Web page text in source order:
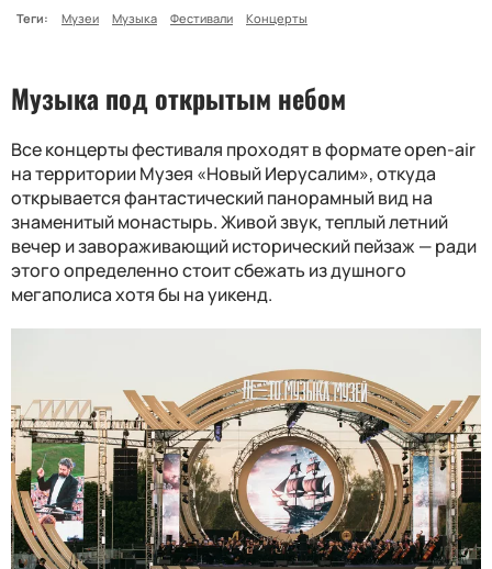
Теги:
Музеи Музыка Фестивали Концерты
Музыка под открытым небом
Все концертыфестиваля проходят в формате open-air
на территорииМузея «Новый Иерусалим», откуда
открывается фантастический панорамный вид на
знаменитый монастырь. Живой звук, теплый летний
вечер и завораживающий исторический пейзаж — ради
этого определенно стоит сбежать из душного
мегаполисахотя бы на уикенд.